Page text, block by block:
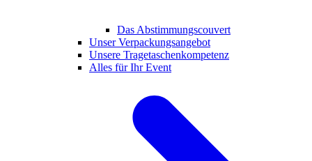
Das Abstimmungscouvert
Unser Verpackungsangebot
Unsere Tragetaschenkompetenz
Alles für Ihr Event